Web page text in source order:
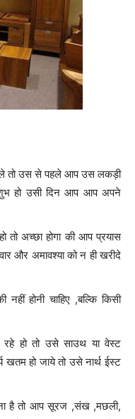
ले तो उस से पहले आप उस लकड़ी
हो उसी दिन आप आप अपने
अच्छा होगा की आप प्रयास
और अमावश्या को न ही खरीदे
होनी चाहिए ,बल्कि किसी
हो तो उसे साउथ या वेस्ट
हो जाये तो उसे नार्थ ईस्ट
है तो आप सूरज ,संख ,मछली,